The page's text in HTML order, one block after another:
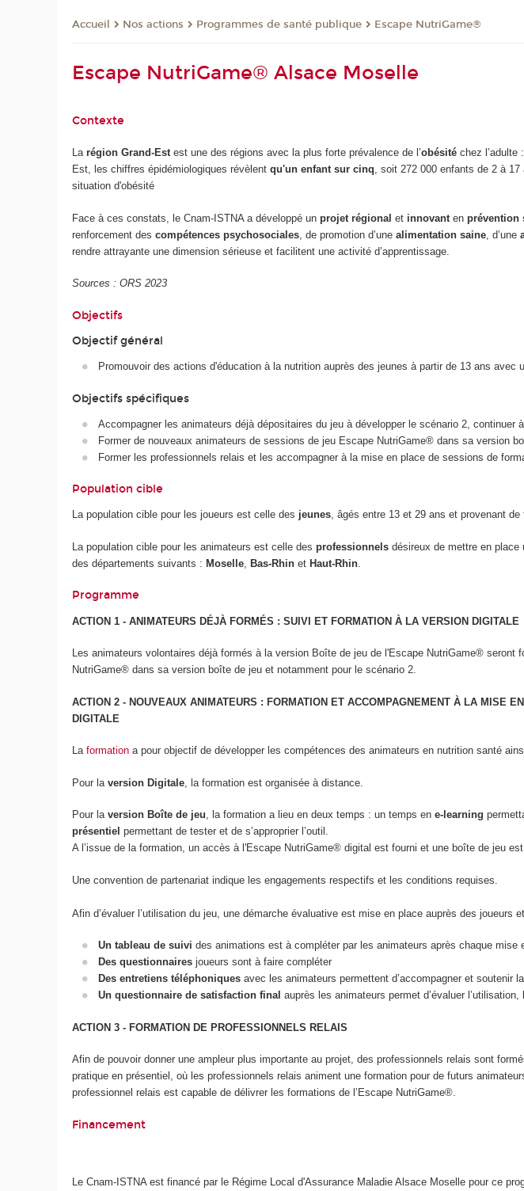
Accueil Nos actions Programmes de santé publique Escape NutriGame®
Escape NutriGame® Alsace Moselle
Contexte
Larégion Grand-Estest une des régions avec la plus forte prévalence de l’obésité chez l’adulte
Est, les chiffres épidémiologiques révèlentqu'un enfant sur cinq, soit 272 000 enfants de 2 à
situation d'obésité
Face à ces constats, le Cnam-ISTNA a développé unprojet régionalet innovantenprévention
renforcement descompétences psychosociales , de promotion d’unealimentation saine , d’une
rendre attrayante une dimension sérieuse et facilitent une activité d’apprentissage.
Sources : ORS 2023
Objectifs
Objectif général
Promouvoir des actions d'éducation à la nutrition auprès des jeunes à partir de 13 ans
Objectifs spécifiques
Accompagner les animateurs déjà dépositaires du jeu à développer le scénario 2,
Former de nouveaux animateurs de sessions de jeu Escape NutriGame®dans sa version
Former les professionnels relais et les accompagner à la mise en place de sessions de
Population cible
La population cible pour les joueurs est celle des jeunes, âgés entre 13 et 29 ans et provenant
La population cible pour les animateurs est celle desprofessionnels désireux de mettre en
des départements suivants : Moselle Bas-Rhinet Haut-Rhin
Programme
ACTION 1 - ANIMATEURS DÉJÀ FORMÉS : SUIVI ET FORMATION À LA VERSION DIGITALE
Les animateurs volontaires déjà formés à la version Boîte de jeu de l'Escape NutriGame® seront
NutriGame® dans sa version boîte de jeu et notamment pour le scénario 2.
ACTION 2 - NOUVEAUX ANIMATEURS : FORMATION ET ACCOMPAGNEMENT À LA MISE
DIGITALE
Laformationa pour objectif de développer les compétences des animateurs en nutrition santé
Pour laversion Digitale , la formation est organisée à distance.
Pour laversion Boîte de jeu, la formation a lieu en deux temps : un temps ene-learning
présentiel permettant de tester et de s’approprier l’outil.
A l’issue de la formation, un accès à l'Escape NutriGame® digital est fourni et une boîte de jeu
Une convention de partenariat indique les engagements respectifs et les conditions requises.
Afin d’évaluer l’utilisation du jeu, une démarche évaluative est mise en place auprès des joueurs
Un tableau de suivi des animations est à compléter par les animateurs après chaque
Des questionnairesjoueurs sont à faire compléter
Des entretiens téléphoniquesavec les animateurs permettent d’accompagner et soutenir
Un questionnaire de satisfaction final auprès les animateurs permet d’évaluer
ACTION 3 - FORMATION DE PROFESSIONNELS RELAIS
Afin de pouvoir donner une ampleur plus importante au projet, des professionnels relais sont
pratique en présentiel, où les professionnels relais animent une formation pour de futurs
professionnel relais est capable de délivrer les formations de l’Escape NutriGame®.
Financement
Le Cnam-ISTNA est financé par le Régime Local d'Assurance Maladie Alsace Moselle pour ce